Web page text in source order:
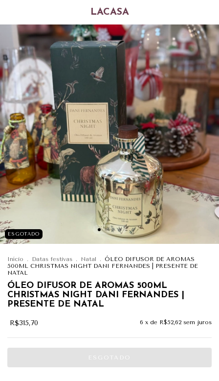
LACASA
ESGOTADO
Início . Datas festivas . Natal .
ÓLEO DIFUSOR DE AROMAS
500ML CHRISTMAS NIGHT DANI FERNANDES | PRESENTE DE
NATAL
ÓLEO DIFUSOR DE AROMAS 500ML
CHRISTMAS NIGHT DANI FERNANDES |
PRESENTE DE NATAL
R$315,70 6 x de R$52,62 sem juros